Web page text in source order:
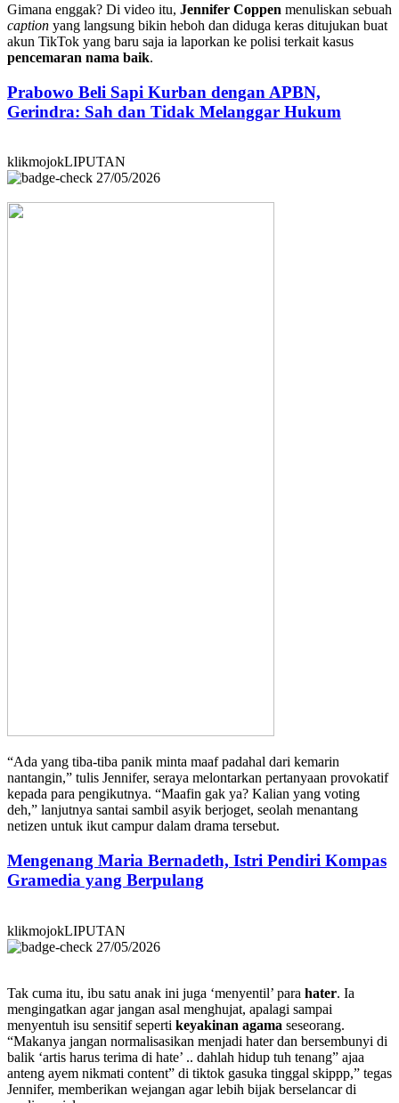
Gimana enggak? Di video itu, Jennifer Coppen menuliskan sebuah
caption yang langsung bikin heboh dan diduga keras ditujukan buat
akun TikTok yang baru saja ia laporkan ke polisi terkait kasus
pencemaran nama baik.
Prabowo Beli Sapi Kurban dengan APBN,
Gerindra: Sah dan Tidak Melanggar Hukum
klikmojokLIPUTAN
27/05/2026
“Ada yang tiba-tiba panik minta maaf padahal dari kemarin
nantangin,” tulis Jennifer, seraya melontarkan pertanyaan provokatif
kepada para pengikutnya. “Maafin gak ya? Kalian yang voting
deh,” lanjutnya santai sambil asyik berjoget, seolah menantang
netizen untuk ikut campur dalam drama tersebut.
Mengenang Maria Bernadeth, Istri Pendiri Kompas
Gramedia yang Berpulang
klikmojokLIPUTAN
27/05/2026
Tak cuma itu, ibu satu anak ini juga ‘menyentil’ para hater. Ia
mengingatkan agar jangan asal menghujat, apalagi sampai
menyentuh isu sensitif seperti keyakinan agama seseorang.
“Makanya jangan normalisasikan menjadi hater dan bersembunyi di
balik ‘artis harus terima di hate’ .. dahlah hidup tuh tenang” ajaa
anteng ayem nikmati content” di tiktok gasuka tinggal skippp,” tegas
Jennifer, memberikan wejangan agar lebih bijak berselancar di